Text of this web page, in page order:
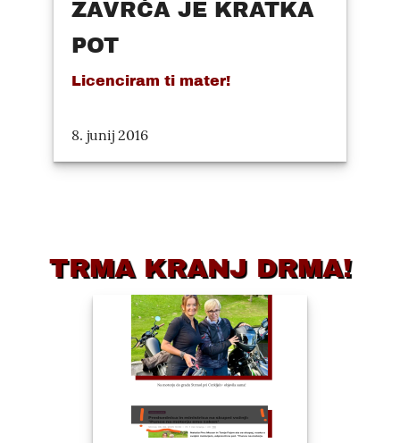
ZAVRČA JE KRATKA
POT
Licenciram ti mater!
8. junij 2016
TRMA KRANJ DRMA!